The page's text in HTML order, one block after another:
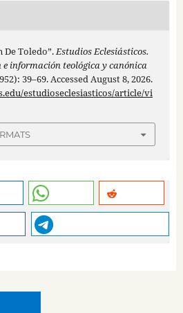
De Toledo”.Estudios Eclesiásticos.
información teológica y canónica
39–69. Accessed August 8, 2026.
estudioseclesiasticos/article/vi